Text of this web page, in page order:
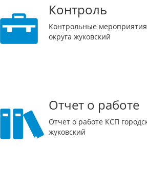
Контроль
Контрольные
округа жуковский
Отчет о работе
Отчет о работе КСП
жуковский